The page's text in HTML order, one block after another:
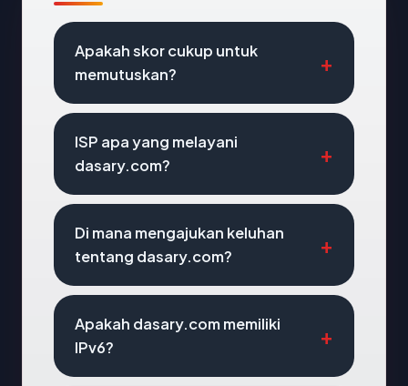
Apakah skor cukup untuk
memutuskan?
ISP apa yang melayani
dasary.com?
Di mana mengajukan keluhan
tentang dasary.com?
Apakah dasary.com memiliki
IPv6?